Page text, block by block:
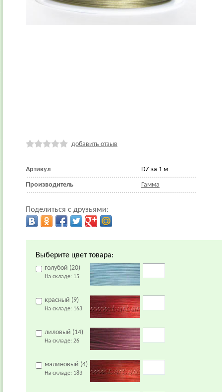
добавить отзыв
Артикул DZ за 1 м
Производитель Гамма
Поделиться с друзьями:
Выберите цвет товара:
голубой (20)
На складе: 15
красный (9)
На складе: 163
лиловый (14)
На складе: 26
малиновый (4)
На складе: 183